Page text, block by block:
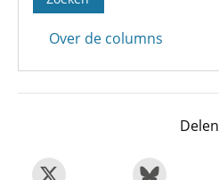
Over de columns
Delen